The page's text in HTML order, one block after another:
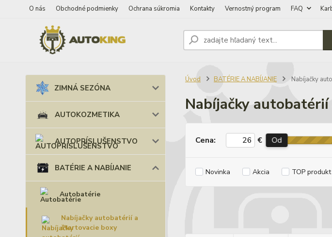
O nás Obchodné podmienky Ochrana súkromia Kontakty Vernostný program FAQ
ZIMNÁ SEZÓNA
AUTOKOZMETIKA
AUTOPRÍSLUŠENSTVO
BATÉRIE A NABÍJANIE
Autobatérie
Nabíjačky autobatérií a
štartovacie boxy
Úvod BATÉRIE A NABÍJANIE Nabíjačky
Nabíjačky
Cena: € Od
Novinka Akcia TOP produkt